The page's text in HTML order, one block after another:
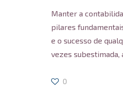
Manter a
pilares
e o sucesso de
vezes subestimada,
0